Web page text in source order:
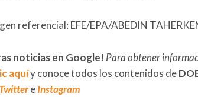
referencial: EFE/EPA/ABEDIN
noticias en Google! Para obtener
aquíy conoce todos los contenidos de
eInstagram